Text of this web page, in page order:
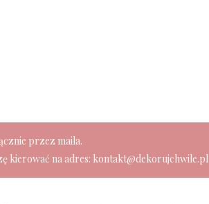
przez maila.
kierować na adres: kontakt@dekorujchwile.pl